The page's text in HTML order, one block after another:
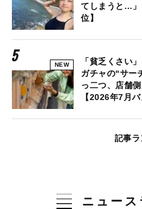
てしまうと…」
位】
NEW
「貧乏くさい
ガチャの“サ
っ二つ、店舗
【2026年7月
記事
ニュー